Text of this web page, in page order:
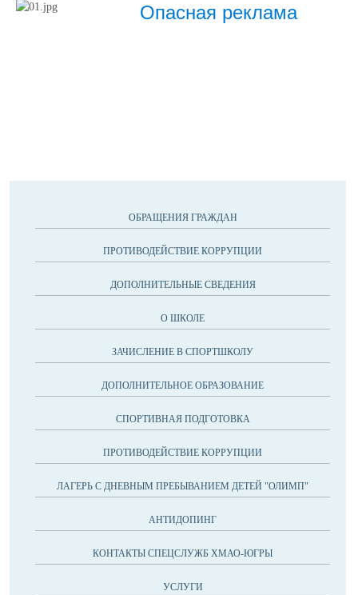
Опасная реклама
ОБРАЩЕНИЯ ГРАЖДАН
ПРОТИВОДЕЙСТВИЕ КОРРУПЦИИ
ДОПОЛНИТЕЛЬНЫЕ СВЕДЕНИЯ
О ШКОЛЕ
ЗАЧИСЛЕНИЕ В СПОРТШКОЛУ
ДОПОЛНИТЕЛЬНОЕ ОБРАЗОВАНИЕ
СПОРТИВНАЯ ПОДГОТОВКА
ПРОТИВОДЕЙСТВИЕ КОРРУПЦИИ
ЛАГЕРЬ С ДНЕВНЫМ ПРЕБЫВАНИЕМ ДЕТЕЙ "ОЛИМП"
АНТИДОПИНГ
КОНТАКТЫ СПЕЦСЛУЖБ ХМАО-ЮГРЫ
УСЛУГИ